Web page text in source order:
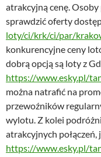
atrakcyjną cenę.
sprawdzić oferty
loty/ci/krk/ci/par/
konkurencyjne ceny
dobrą opcją są loty z
https://www.esky.pl/
można natrafić na
przewoźników
wylotu. Z kolei
atrakcyjnych połączeń,
https://www.esky.pl/